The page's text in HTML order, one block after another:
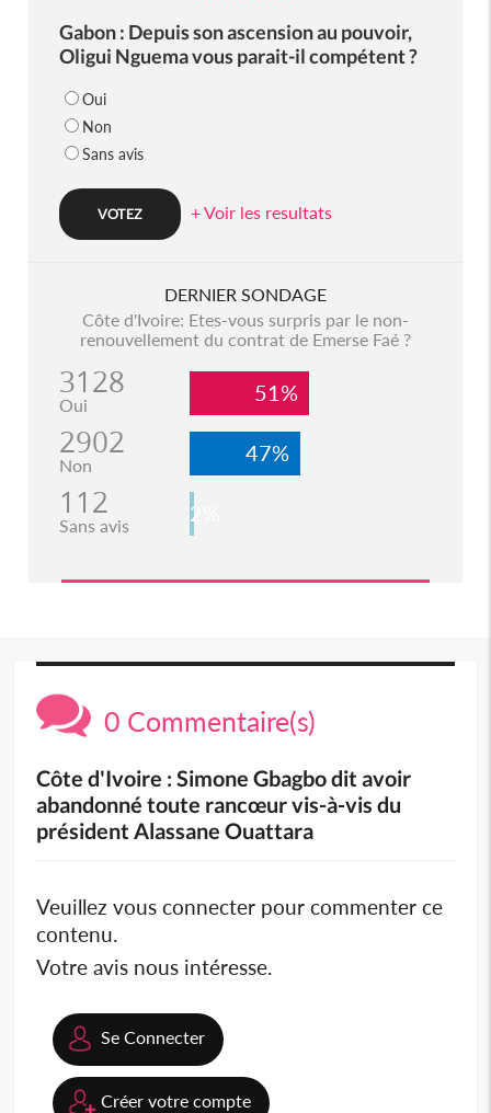
Gabon : Depuis son ascension au pouvoir,
Oligui Nguema vous parait-il compétent ?
Oui
Non
Sans avis
+ Voir les resultats
DERNIER SONDAGE
Côte d'Ivoire: Etes-vous surpris par le non-
renouvellement du contrat de Emerse Faé ?
3128
Oui 51%
2902
Non 47%
112
Sans avis 2%
0 Commentaire(s)
Côte d'Ivoire : Simone Gbagbo dit avoir
abandonné toute rancœur vis-à-vis du
président Alassane Ouattara
Veuillez vous connecter pour commenter ce
contenu.
Votre avis nous intéresse.
Se Connecter
Créer votre compte